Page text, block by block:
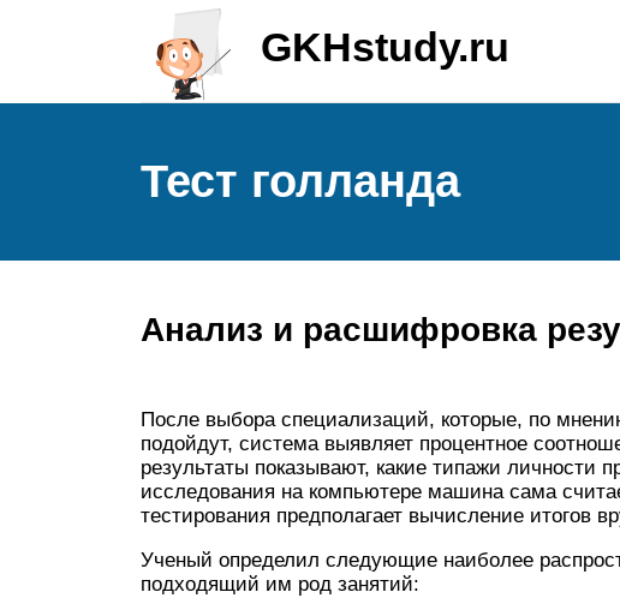
GKHstudy.ru
Тест голланда
Анализ и расшифровка
После выбора специализаций, которые, по
подойдут, система выявляет процентное
результаты показывают, какие типажи личности
исследования на компьютере машина сама
тестирования предполагает вычисление итогов
Ученый определил следующие наиболее
подходящий им род занятий: